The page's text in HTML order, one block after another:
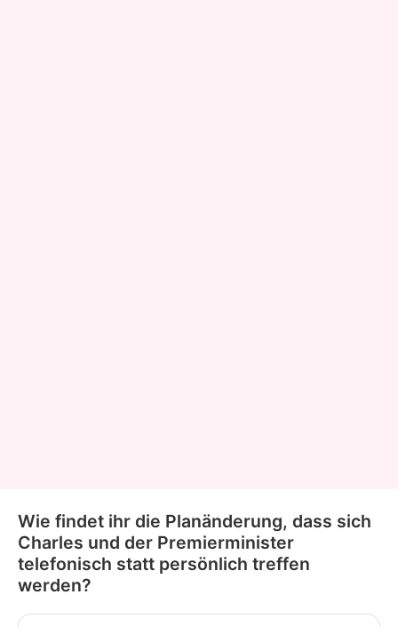
Wie findet ihr die Planänderung, dass sich
Charles und der Premierminister
telefonisch statt persönlich treffen
werden?